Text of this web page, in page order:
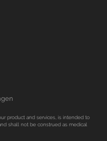
product and services, is intended to
shall not be construed as medical